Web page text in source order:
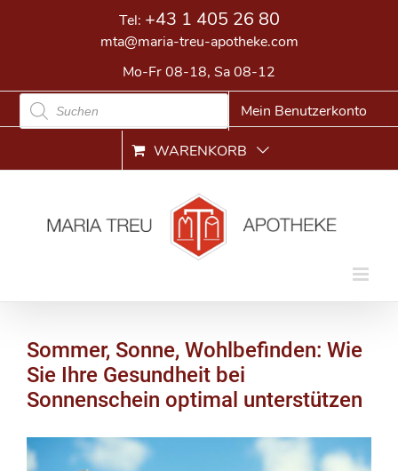
Tel: +43 1 405 26 80
mta@maria-treu-apotheke.com
Mo-Fr 08-18, Sa 08-12
Products
search Mein Benutzerkonto
WARENKORB
Sommer, Sonne, Wohlbefinden: Wie
Sie Ihre Gesundheit bei
Sonnenschein optimal unterstützen